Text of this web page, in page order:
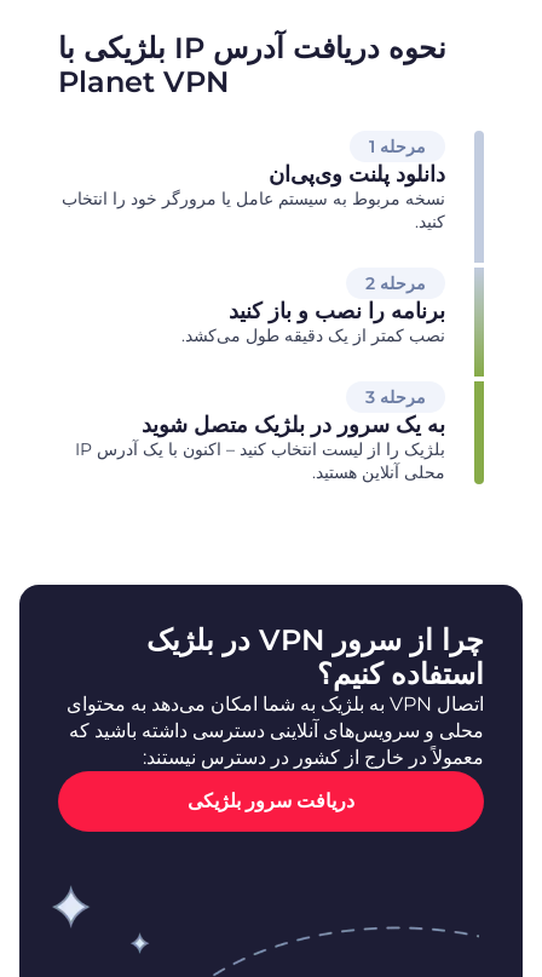
نحوه دریافت آدرس IP بلژیکی با
Planet VPN
مرحله 1
دانلود پلنت وی‌پی‌ان
نسخه مربوط به سیستم عامل یا مرورگر خود را انتخاب
کنید.
مرحله 2
برنامه را نصب و باز کنید
نصب کمتر از یک دقیقه طول می‌کشد.
مرحله 3
به یک سرور در بلژیک متصل شوید
بلژیک را از لیست انتخاب کنید – اکنون با یک آدرس IP
محلی آنلاین هستید.
چرا از سرور VPN در بلژیک
استفاده کنیم؟
اتصال VPN به بلژیک به شما امکان می‌دهد به محتوای
محلی و سرویس‌های آنلاینی دسترسی داشته باشید که
معمولاً در خارج از کشور در دسترس نیستند:
دریافت سرور بلژیکی